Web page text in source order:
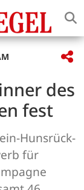
des
fest
Hunsrück-
für